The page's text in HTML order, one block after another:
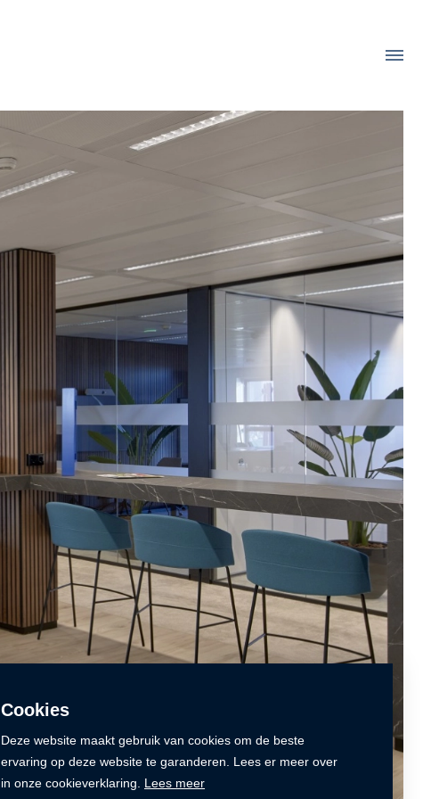
Cookies
Deze website maakt gebruik van cookies om de beste
ervaring op deze website te garanderen. Lees er meer over
in onze cookieverklaring. Lees meer